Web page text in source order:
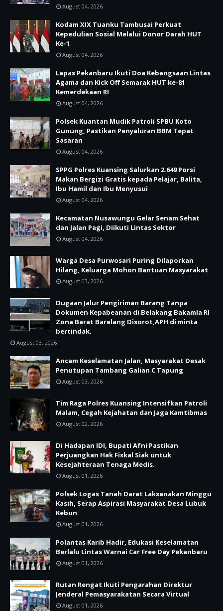
August 04, 2026
Kodam XIX Tuanku Tambusai Perkuat
Kepedulian Sosial Melalui Donor Darah HUT
Ke-1
August 04, 2026
Lapas Pekanbaru Ikuti Doa Kebangsaan Lintas
Agama dan Kick Off Semarak HUT ke-81
Kemerdekaan RI
August 04, 2026
Polsek Kuantan Mudik Patroli SPBU Koto
Gunung, Pastikan Penyaluran BBM Tepat
Sasaran
August 04, 2026
SPPG Polres Kuansing Salurkan 2.649 Porsi
Makan Bergizi Gratis kepada Pelajar, Balita,
Ibu Hamil dan Ibu Menyusui
August 04, 2026
Kecamatan Nusawungu Gelar Senam Sehat
dan Jalan Pagi, Diikuti Lintas Sektor
August 04, 2026
Warga Desa Purwosari Puring Dilaporkan
Hilang, Keluarga Mohon Bantuan Masyarakat
August 03, 2026
Dugaan Jalur Pengiriman Barang Tanpa
Dokumen Kepabeanan di Belakang Bakamla RI
Zona Barat Barelang Disorot,APH di minta
bertindak.
August 03, 2026
Ancam Keselamatan Jalan, Masyarakat Desak
Penutupan Tambang Galian C Tapung
August 03, 2026
Tim Raga Polres Kuansing Intensifkan Patroli
Malam, Cegah Kejahatan dan Jaga Kamtibmas
August 02, 2026
Di Hadapan IDI, Bupati Afni Pastikan
Perjuangkan Hak Fiskal Siak untuk
Kesejahteraan Tenaga Medis.
August 01, 2026
Polsek Logas Tanah Darat Laksanakan Minggu
Kasih, Serap Aspirasi Masyarakat Desa Lubuk
Kebun
August 01, 2026
Polantas Karib Hadir, Edukasi Keselamatan
Berlalu Lintas Warnai Car Free Day Pekanbaru
August 01, 2026
Rutan Rengat Ikuti Pengarahan Direktur
Jenderal Pemasyarakatan Secara Virtual
August 01, 2026